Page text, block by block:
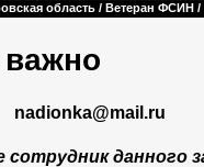
область / Ветеран ФСИН /
важно
nadionka@mail.ru
данного